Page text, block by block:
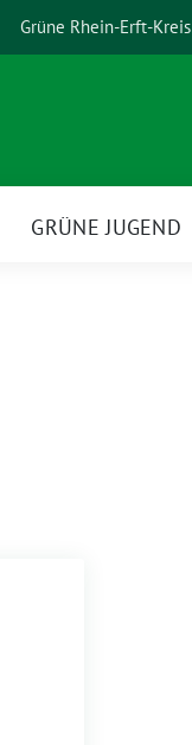
Grüne Rhein-Erft-Kreis
GRÜNE JUGEND